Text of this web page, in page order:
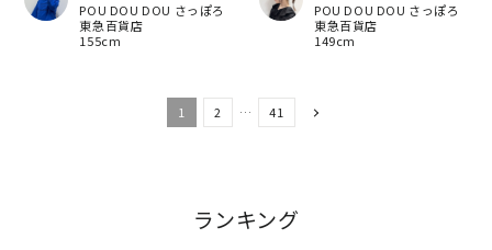
POU DOU DOU さっぽろ
東急百貨店
155cm
POU DOU DOU さっぽろ
東急百貨店
149cm
1 2 … 41
ランキング